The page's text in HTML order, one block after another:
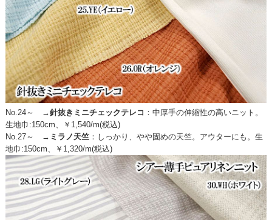
No.24～ →針抜きミニチェックテレコ ： 中厚手の伸縮性の高いニット。
生地巾:150cm、￥1,540/m(税込)
No.27～ → ミラノ天竺： しっかり、やや固めの天竺。アウターにも。生
地巾:150cm、￥1,320/m(税込)